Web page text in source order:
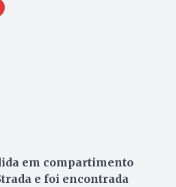
em compartimento
e foi encontrada